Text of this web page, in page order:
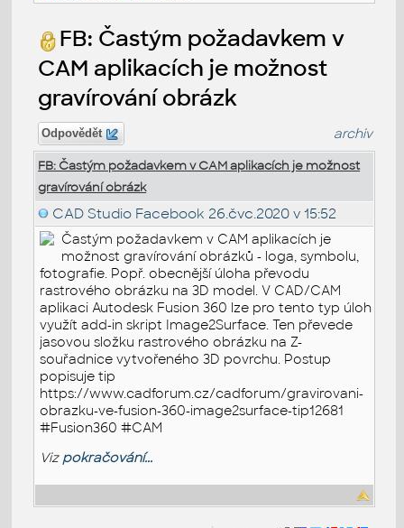
FB: Častým požadavkem v
CAM aplikacích je možnost
gravírování obrázk
Odpovědět archiv
FB: Častým požadavkem v CAM aplikacích je možnost
gravírování obrázk
CAD Studio Facebook 26.čvc.2020 v 15:52
Častým požadavkem v CAM aplikacích je
možnost gravírování obrázků - loga, symbolu,
fotografie. Popř. obecnější úloha převodu
rastrového obrázku na 3D model. V CAD/CAM
aplikaci Autodesk Fusion 360 lze pro tento typ úloh
využít add-in skript Image2Surface. Ten převede
jasovou složku rastrového obrázku na Z-
souřadnice vytvořeného 3D povrchu. Postup
popisuje tip
https://www.cadforum.cz/cadforum/gravirovani-
obrazku-ve-fusion-360-image2surface-tip12681
#Fusion360 #CAM
Viz pokračování...